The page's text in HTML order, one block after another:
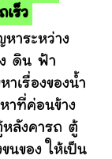
เร็ว
ระหว่าง
ง ดิน ฟ้า
เรื่องของน้ำ
หาที่ค่อนข้าง
หลังคารถ ตู้
นของ ให้เป็น